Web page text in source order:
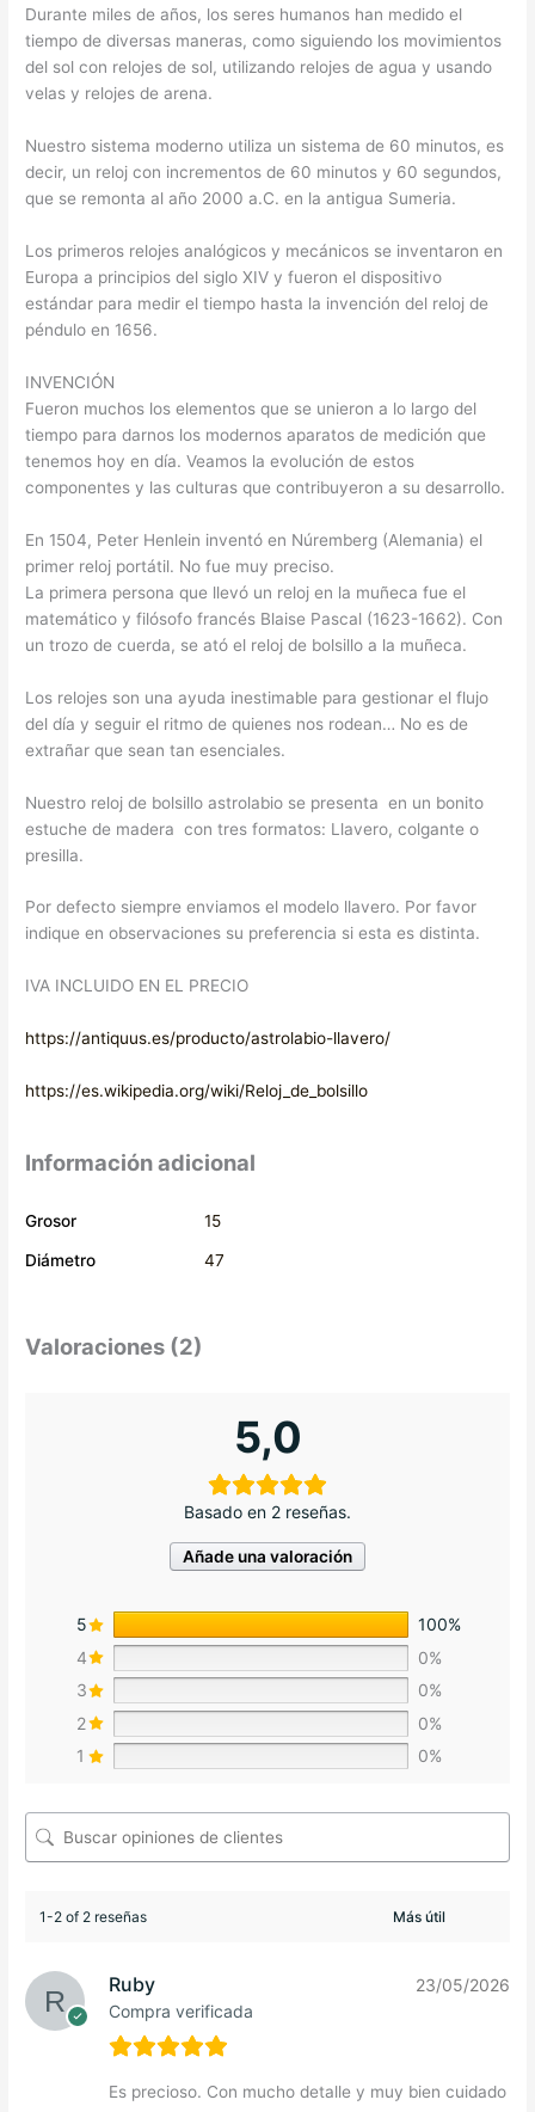
Durante miles de años, los seres humanos han medido el
tiempo de diversas maneras, como siguiendo los movimientos
del sol con relojes de sol, utilizando relojes de agua y usando
velas y relojes de arena.
Nuestro sistema moderno utiliza un sistema de 60 minutos, es
decir, un reloj con incrementos de 60 minutos y 60 segundos,
que se remonta al año 2000 a.C. en la antigua Sumeria.
Los primeros relojes analógicos y mecánicos se inventaron en
Europa a principios del siglo XIV y fueron el dispositivo
estándar para medir el tiempo hasta la invención del reloj de
péndulo en 1656.
INVENCIÓN
Fueron muchos los elementos que se unieron a lo largo del
tiempo para darnos los modernos aparatos de medición que
tenemos hoy en día. Veamos la evolución de estos
componentes y las culturas que contribuyeron a su desarrollo.
En 1504, Peter Henlein inventó en Núremberg (Alemania) el
primer reloj portátil. No fue muy preciso.
La primera persona que llevó un reloj en la muñeca fue el
matemático y filósofo francés Blaise Pascal (1623-1662). Con
un trozo de cuerda, se ató el reloj de bolsillo a la muñeca.
Los relojes son una ayuda inestimable para gestionar el flujo
del día y seguir el ritmo de quienes nos rodean… No es de
extrañar que sean tan esenciales.
Nuestro reloj de bolsillo astrolabio se presenta en un bonito
estuche de madera con tres formatos: Llavero, colgante o
presilla.
Por defecto siempre enviamos el modelo llavero. Por favor
indique en observaciones su preferencia si esta es distinta.
IVA INCLUIDO EN EL PRECIO
https://antiquus.es/producto/astrolabio-llavero/
https://es.wikipedia.org/wiki/Reloj_de_bolsillo
Información adicional
Grosor 15
Diámetro 47
Valoraciones (2)
5,0
Basado en 2 reseñas.
Añade una valoración
5
100%
4
0%
3
0%
2
0%
1
0%
1-2 of 2 reseñas
Ruby
Compra verificada
23/05/2026
Es precioso. Con mucho detalle y muy bien cuidado